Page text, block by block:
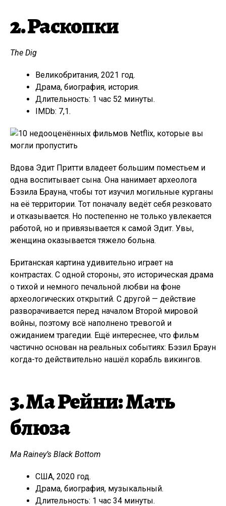
2. Раскопки
The Dig
Великобритания, 2021 год.
Драма, биография, история.
Длительность: 1 час 52 минуты.
IMDb: 7,1.
Вдова Эдит Притти владеет большим поместьем и
одна воспитывает сына. Она нанимает археолога
Бэзила Брауна, чтобы тот изучил могильные курганы
на её территории. Тот поначалу ведёт себя резковато
и отказывается. Но постепенно не только увлекается
работой, но и привязывается к самой Эдит. Увы,
женщина оказывается тяжело больна.
Британская картина удивительно играет на
контрастах. С одной стороны, это историческая драма
о тихой и немного печальной любви на фоне
археологических открытий. С другой — действие
разворачивается перед началом Второй мировой
войны, поэтому всё наполнено тревогой и
ожиданием трагедии. Ещё интереснее, что фильм
частично основан на реальных событиях: Бэзил Браун
когда-то действительно нашёл корабль викингов.
3. Ма Рейни: Мать
блюза
Ma Rainey’s Black Bottom
США, 2020 год.
Драма, биография, музыкальный.
Длительность: 1 час 34 минуты.